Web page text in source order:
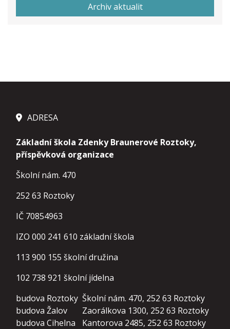
Archiv aktualit
ADRESA
Základní škola Zdenky Braunerové Roztoky,
příspěvková organizace
Školní nám. 470
252 63 Roztoky
IČ 70854963
IZO 000 241 610 základní škola
113 900 155 školní družina
102 738 921 školní jídelna
budova Roztoky Školní nám. 470, 252 63 Roztoky
budova Žalov
Zaorálkova 1300, 252 63 Roztoky
budova Cihelna
Kantorova 2485, 252 63 Roztoky